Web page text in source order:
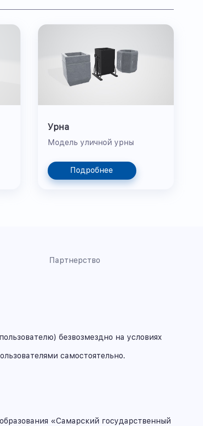
Урна
Модель уличной урны
Подробнее
Партнерство
безвозмездно на условиях
самостоятельно.
«Самарский государственный